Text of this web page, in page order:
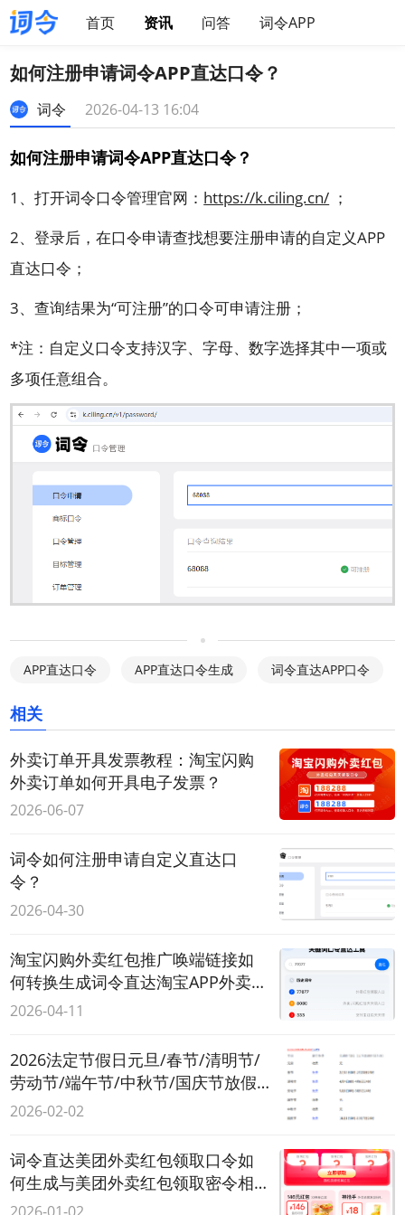
首页 资讯 问答 词令APP
如何注册申请词令APP直达口令？
词令 2026-04-13 16:04
如何注册申请词令APP直达口令？
1、打开词令口令管理官网： https://k.ciling.cn/ ；
2、登录后，在口令申请查找想要注册申请的自定义APP
直达口令；
3、查询结果为“可注册”的口令可申请注册；
*注：自定义口令支持汉字、字母、数字选择其中一项或
多项任意组合。
APP直达口令 APP直达口令生成 词令直达APP口令
相关
外卖订单开具发票教程：淘宝闪购
外卖订单如何开具电子发票？
2026-06-07
词令如何注册申请自定义直达口
令？
2026-04-30
淘宝闪购外卖红包推广唤端链接如
何转换生成词令直达淘宝APP外卖红
包领取口令？
2026-04-11
2026法定节假日元旦/春节/清明节/
劳动节/端午节/中秋节/国庆节放假
时间内高速免费通行吗？
2026-02-02
词令直达美团外卖红包领取口令如
何生成与美团外卖红包领取密令相
同的数字口令？
2026-01-02